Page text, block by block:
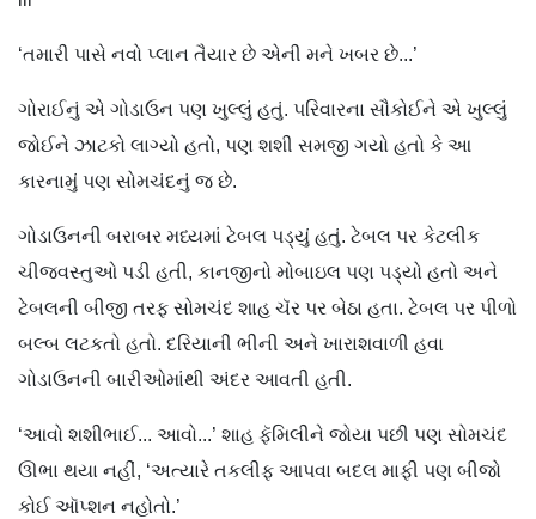
‘તમારી પાસે નવો પ્લાન તૈયાર છે એની મને ખબર છે...’
ગોરાઈનું એ ગોડાઉન પણ ખુલ્લું હતું. પરિવારના સૌકોઈને એ ખુલ્લું
જોઈને ઝાટકો લાગ્યો હતો, પણ શશી સમજી ગયો હતો કે આ
કારનામું પણ સોમચંદનું જ છે.
ગોડાઉનની બરાબર મધ્યમાં ટેબલ પડ્યું હતું. ટેબલ પર કેટલીક
ચીજવસ્તુઓ પડી હતી, કાનજીનો મોબાઇલ પણ પડ્યો હતો અને
ટેબલની બીજી તરફ સોમચંદ શાહ ચૅર પર બેઠા હતા. ટેબલ પર પીળો
બલ્બ લટકતો હતો. દરિયાની ભીની અને ખારાશવાળી હવા
ગોડાઉનની બારીઓમાંથી અંદર આવતી હતી.
‘આવો શશીભાઈ... આવો...’ શાહ ફૅમિલીને જોયા પછી પણ સોમચંદ
ઊભા થયા નહીં, ‘અત્યારે તકલીફ આપવા બદલ માફી પણ બીજો
કોઈ ઑપ્શન નહોતો.’